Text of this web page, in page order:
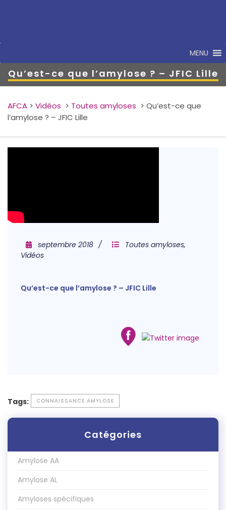
MENU
Qu’est-ce que l’amylose ? – JFIC Lille
AFCA > Vidéos > Toutes amyloses > Qu’est-ce que
l’amylose ? – JFIC Lille
septembre 2018 Toutes amyloses,
Vidéos
Qu’est-ce que l’amylose ? – JFIC Lille
Tags: CONNAISSANCE AMYLOSE
Catégories
Amylose AA
Amylose AL
Amyloses spécifiques